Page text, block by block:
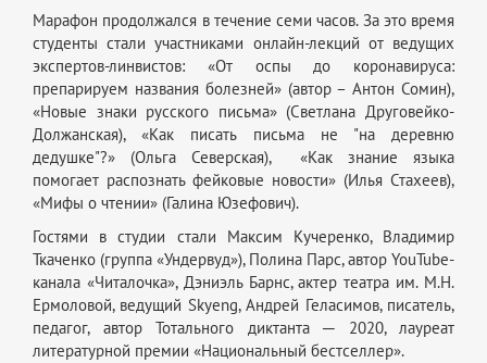
Марафон продолжался в течение семи часов. За это время
студенты стали участниками онлайн-лекций от ведущих
экспертов-линвистов: «От оспы до коронавируса:
препарируем названия болезней» (автор – Антон Сомин),
«Новые знаки русского письма» (Светлана Друговейко-
Должанская), «Как писать письма не "на деревню
дедушке"?» (Ольга Северская), «Как знание языка
помогает распознать фейковые новости» (Илья Стахеев),
«Мифы о чтении» (Галина Юзефович).
Гостями в студии стали Максим Кучеренко, Владимир
Ткаченко (группа «Ундервуд»), Полина Парс, автор YouTube-
канала «Читалочка», Дэниэль Барнс, актер театра им. М.Н.
Ермоловой, ведущий Skyeng, Андрей Геласимов, писатель,
педагог, автор Тотального диктанта ─ 2020, лауреат
литературной премии «Национальный бестселлер».